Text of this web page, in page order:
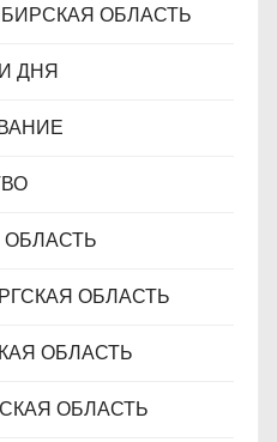
ОБЛАСТЬ
ДНЯ
ОБЛАСТЬ
ОБЛАСТЬ
ОБЛАСТЬ